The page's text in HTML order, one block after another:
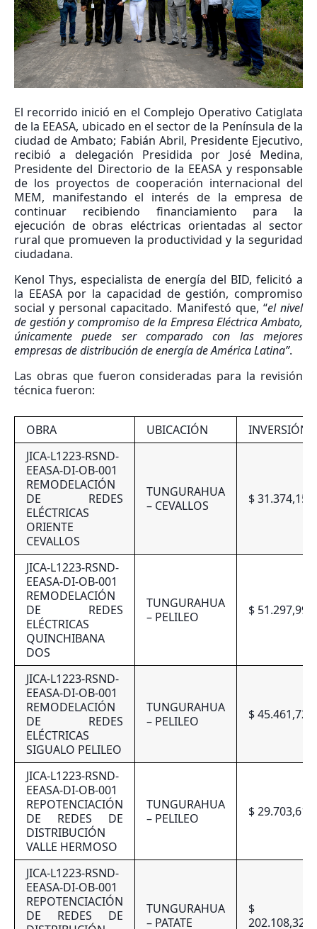
El recorrido inició en el Complejo Operativo Catiglata
de la EEASA, ubicado en el sector de la Península de la
ciudad de Ambato; Fabián Abril, Presidente Ejecutivo,
recibió a delegación Presidida por José Medina,
Presidente del Directorio de la EEASA y responsable
de los proyectos de cooperación internacional del
MEM, manifestando el interés de la empresa de
continuar recibiendo financiamiento para la
ejecución de obras eléctricas orientadas al sector
rural que promueven la productividad y la seguridad
ciudadana.
Kenol Thys, especialista de energía del BID, felicitó a
la EEASA por la capacidad de gestión, compromiso
social y personal capacitado. Manifestó que, “el nivel
de gestión y compromiso de la Empresa Eléctrica Ambato,
únicamente puede ser comparado con las mejores
empresas de distribución de energía de América Latina”.
Las obras que fueron consideradas para la revisión
técnica fueron:
OBRA UBICACIÓN
INVERSIÓN
JICA-L1223-RSND-
EEASA-DI-OB-001
REMODELACIÓN
DE REDES
ELÉCTRICAS
ORIENTE
CEVALLOS
TUNGURAHUA
– CEVALLOS
$ 31.374,15
JICA-L1223-RSND-
EEASA-DI-OB-001
REMODELACIÓN
DE REDES
ELÉCTRICAS
QUINCHIBANA
DOS
TUNGURAHUA
– PELILEO
$ 51.297,99
JICA-L1223-RSND-
EEASA-DI-OB-001
REMODELACIÓN
DE REDES
ELÉCTRICAS
SIGUALO PELILEO
TUNGURAHUA
– PELILEO
$ 45.461,72
JICA-L1223-RSND-
EEASA-DI-OB-001
REPOTENCIACIÓN
DE REDES DE
DISTRIBUCIÓN
VALLE HERMOSO
TUNGURAHUA
– PELILEO
$ 29.703,61
JICA-L1223-RSND-
EEASA-DI-OB-001
REPOTENCIACIÓN
DE REDES DE
TUNGURAHUA
– PATATE
$
202.108,32